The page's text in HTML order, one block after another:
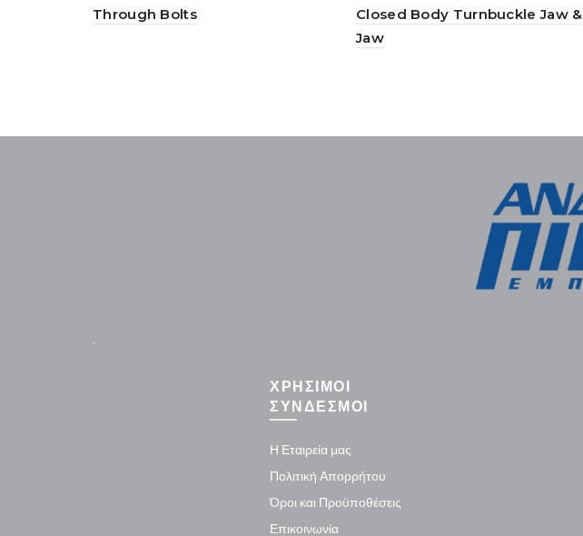
Through Bolts
Closed Body Turnbuckle Jaw &
Jaw
.
ΧΡΗΣΙΜΟΙ
ΣΥΝΔΕΣΜΟΙ
Η Εταιρεία μας
Πολιτική Απορρήτου
Όροι και Προϋποθέσεις
Επικοινωνία